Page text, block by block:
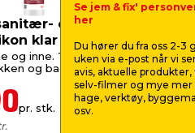
og
klar 280 ml
og inne. Til f.eks.
og bad.
pr. stk.
Til
Se jem & fix'
her
Du hører du fra oss 2-3
uken via e-post når vi
avis, aktuelle
selv-filmer og mye mer
hage, verktøy,
osv.